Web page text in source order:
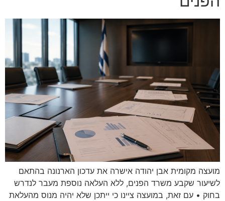
מועצה מקומית אבן יהודה אישרה את עדכון הארנונה בהתאם
לשיעור שקבע משרד הפנים, ללא העלאה נוספת מעבר לנדרש
בחוק • עם זאת, במועצה ציינו כי ייתכן שלא יהיה מנוס מהעלאת